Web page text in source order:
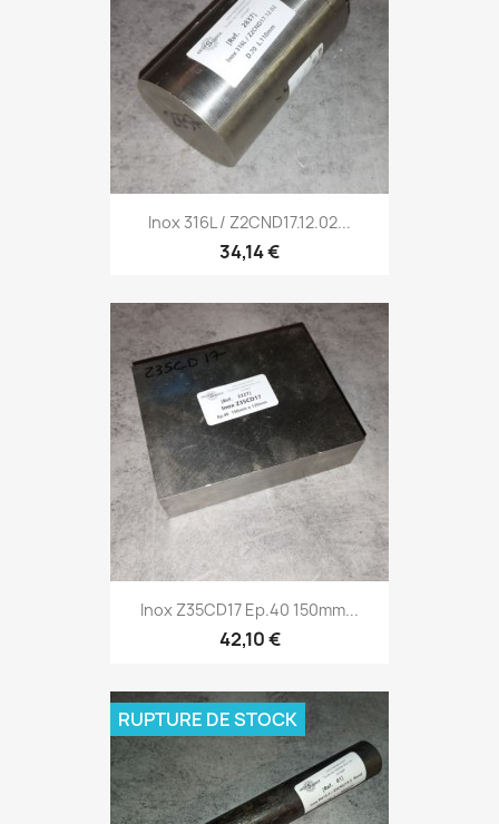
Inox 316L / Z2CND17.12.02...
34,14 €
Inox Z35CD17 Ep.40 150mm...
42,10 €
RUPTURE DE STOCK